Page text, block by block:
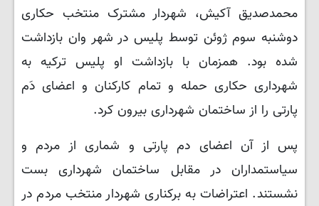
محمدصدیق آکیش، شهردار مشترک منتخب حکاری
دوشنبه سوم ژوئن توسط پلیس در شهر وان بازداشت
شده بود. همزمان با بازداشت او پلیس ترکیه به
شهرداری حکاری حمله و تمام کارکنان و اعضای دَم
پارتی را از ساختمان شهرداری بیرون کرد.
پس از آن اعضای دم پارتی و شماری از مردم و
سیاستمداران در مقابل ساختمان شهرداری بست
نشستند. اعتراضات به برکناری شهردار منتخب مردم در